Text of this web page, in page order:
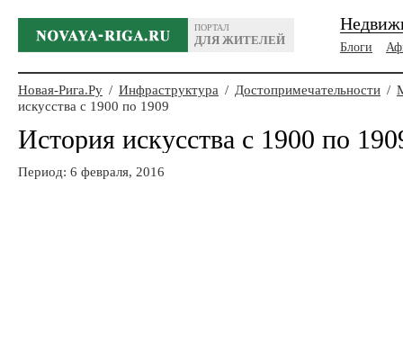
ПОРТАЛ
ДЛЯ ЖИТЕЛЕЙ
Блоги
Новая-Рига.Ру / Инфраструктура / Достопримечательности /
искусства с 1900 по 1909
История искусства с 1900 по
Период: 6 февраля, 2016